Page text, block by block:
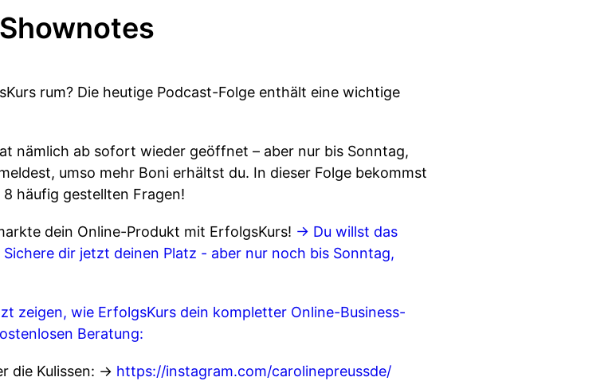
Shownotes
rum? Die heutige Podcast-Folge enthält eine wichtige
nämlich ab sofort wieder geöffnet – aber nur bis Sonntag,
umso mehr Boni erhältst du. In dieser Folge bekommst
häufig gestellten Fragen!
dein Online-Produkt mit ErfolgsKurs! → Du willst das
dir jetzt deinen Platz - aber nur noch bis Sonntag,
zeigen, wie ErfolgsKurs dein kompletter Online-Business-
Beratung:
die Kulissen: → https://instagram.com/carolinepreussde/